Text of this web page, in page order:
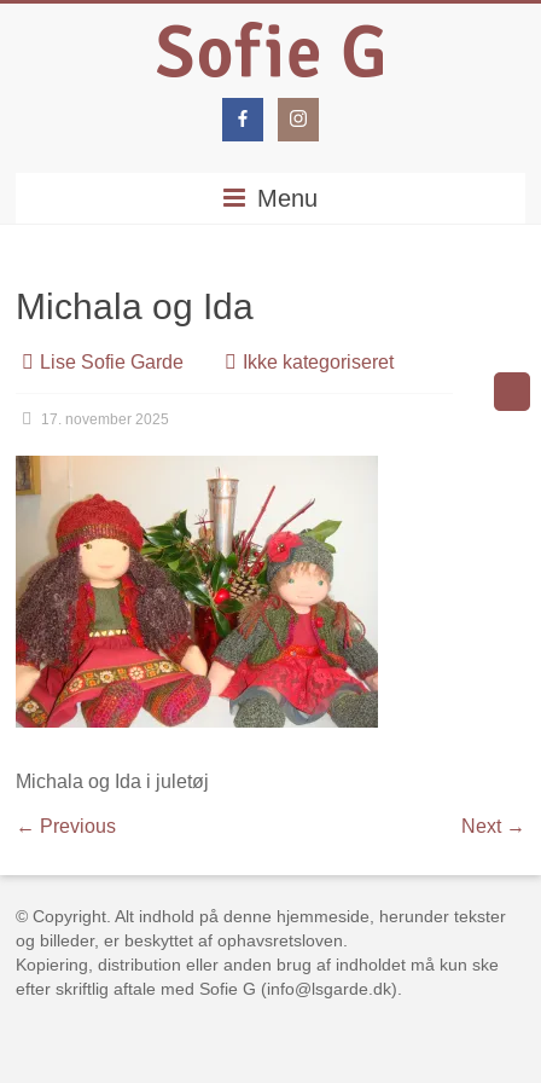
Menu
Michala og Ida
Lise Sofie Garde Ikke kategoriseret
17. november 2025
Michala og Ida i juletøj
← Previous Next →
© Copyright. Alt indhold på denne hjemmeside, herunder tekster
og billeder, er beskyttet af ophavsretsloven.
Kopiering, distribution eller anden brug af indholdet må kun ske
efter skriftlig aftale med Sofie G (info@lsgarde.dk).